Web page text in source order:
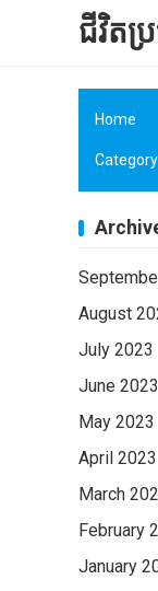
ជីវិតប្រ
Home
Category
August
July 2023
June 2023
May 2023
April 2023
March
February
January